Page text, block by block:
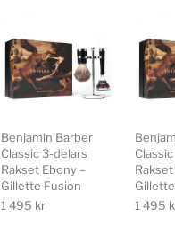
Benjamin Barber
Classic 3-delars
Rakset Ebony –
Gillette Fusion
1 495 kr
1 495